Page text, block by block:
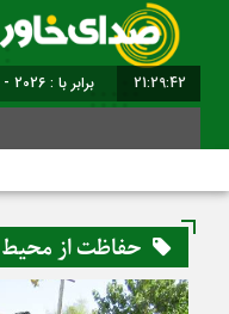
21:29:42 برابر با : Friday - 7 August - 2026
حفاظت از